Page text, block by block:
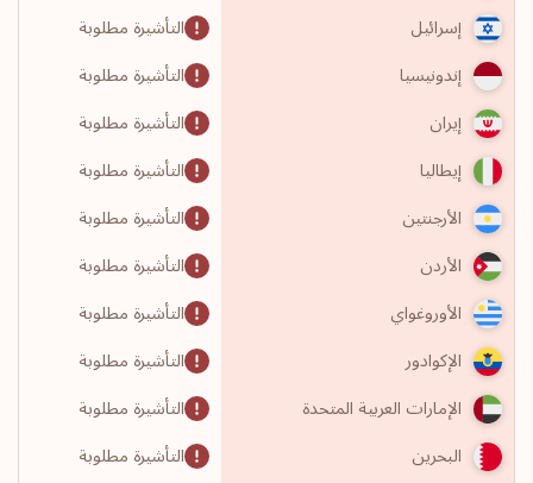
إسرائيل
التأشيرة مطلوبة
إندونيسيا
التأشيرة مطلوبة
إيران
التأشيرة مطلوبة
إيطاليا
التأشيرة مطلوبة
الأرجنتين
التأشيرة مطلوبة
الأردن
التأشيرة مطلوبة
الأوروغواي
التأشيرة مطلوبة
الإكوادور
التأشيرة مطلوبة
الإمارات العربية المتحدة
التأشيرة مطلوبة
البحرين
التأشيرة مطلوبة